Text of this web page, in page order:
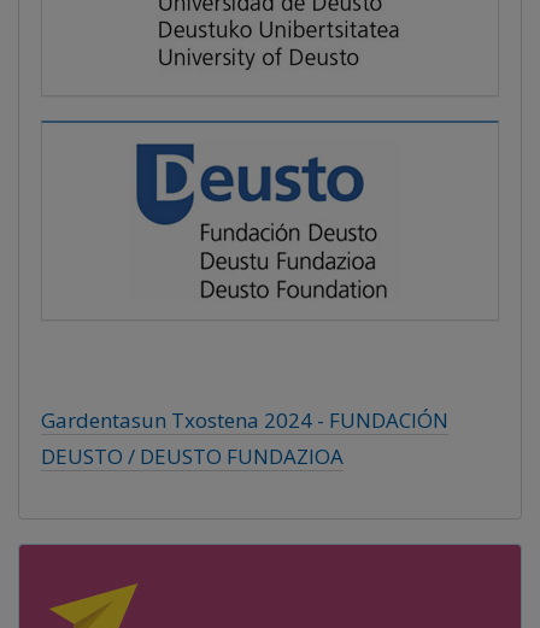
Gardentasun Txostena 2024 - FUNDACIÓN
DEUSTO / DEUSTO FUNDAZIOA